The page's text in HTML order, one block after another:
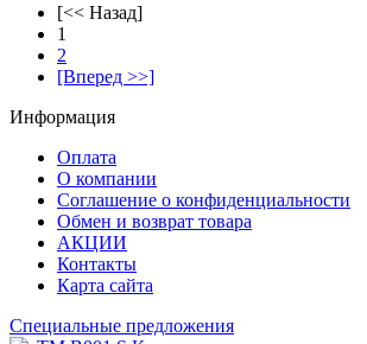
[<< Назад]
1
2
[Вперед >>]
Информация
Оплата
О компании
Соглашение о конфиденциальности
Обмен и возврат товара
АКЦИИ
Контакты
Карта сайта
Специальные предложения